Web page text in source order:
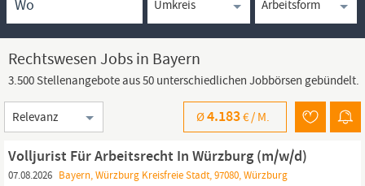
Rechtswesen Jobs in Bayern
3.500 Stellenangebote aus 50 unterschiedlichen Jobbörsen gebündelt.
Sortierung
Ø4.183€ / M.
Volljurist Für Arbeitsrecht In Würzburg (m/w/d)
07.08.2026 Bayern, Würzburg Kreisfreie Stadt, 97080, Würzburg